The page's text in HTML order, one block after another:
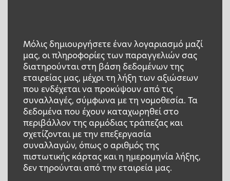
Μόλις δημιουργήσετε έναν λογαριασμό μαζί
μας, οι πληροφορίες των παραγγελιών σας
διατηρούνται στη βάση δεδομένων της
εταιρείας μας, μέχρι τη λήξη των αξιώσεων
που ενδέχεται να προκύψουν από τις
συναλλαγές, σύμφωνα με τη νομοθεσία. Τα
δεδομένα που έχουν καταχωρηθεί στο
περιβάλλον της αρμόδιας τράπεζας και
σχετίζονται με την επεξεργασία
συναλλαγών, όπως ο αριθμός της
πιστωτικής κάρτας και η ημερομηνία λήξης,
δεν τηρούνται από την εταιρεία μας.